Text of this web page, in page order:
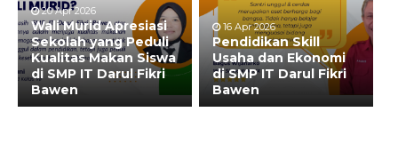
20 Apr 2026
Wali Murid Apresiasi
Sekolah yang Peduli
Kualitas Makan Siswa
di SMP IT Darul Fikri
Bawen
16 Apr 2026
Pendidikan Skill
Usaha dan Ekonomi
di SMP IT Darul Fikri
Bawen